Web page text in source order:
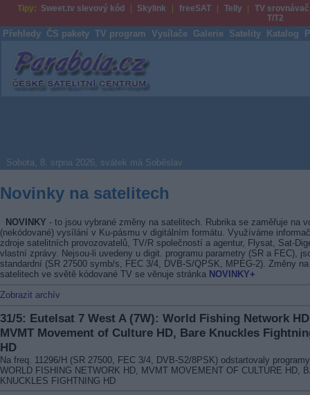
Tipy: Sweet.tv slevový kód Skylink freeSAT Telly
TV srovnávač
T/T2
Přehledy ČS pakety TV program Vysílače Galerie Satelity Katalog
Parabola.cz
Sobota, 8. srpna 2026, svátek má Soběslav
Novinky na satelitech
NOVINKY - to jsou vybrané změny na satelitech. Rubrika se zaměřuje na
(nekódované) vysílání v Ku-pásmu v digitálním formátu. Využíváme
zdroje satelitních provozovatelů, TV/R společností a agentur, Flysat, Sat-
vlastní zprávy. Nejsou-li uvedeny u digit. programu parametry (SR a FEC),
standardní (SR 27500 symb/s, FEC 3/4, DVB-S/QPSK, MPEG-2). Změny na
satelitech ve světě kódované TV se věnuje stránka NOVINKY+
Zobrazit archív
31/5: Eutelsat 7 West A (7W): World Fishing Network
MVMT Movement of Culture HD, Bare Knuckles
HD
Na freq. 11296/H (SR 27500, FEC 3/4, DVB-S2/8PSK) odstartovaly programy
WORLD FISHING NETWORK HD, MVMT MOVEMENT OF CULTURE HD,
KNUCKLES FIGHTNING HD